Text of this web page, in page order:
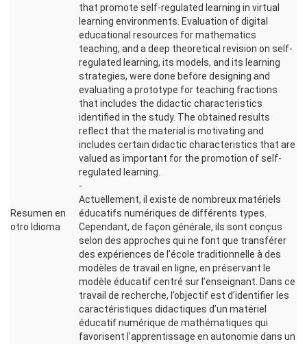
Resumen en
otro Idioma
that promote self-regulated learning in virtual
learning environments. Evaluation of digital
educational resources for mathematics
teaching, and a deep theoretical revision on self-
regulated learning, its models, and its learning
strategies, were done before designing and
evaluating a prototype for teaching fractions
that includes the didactic characteristics
identified in the study. The obtained results
reflect that the material is motivating and
includes certain didactic characteristics that are
valued as important for the promotion of self-
regulated learning.
-
Actuellement, il existe de nombreux matériels
éducatifs numériques de différents types.
Cependant, de façon générale, ils sont conçus
selon des approches qui ne font que transférer
des expériences de l’école traditionnelle à des
modèles de travail en ligne, en préservant le
modèle éducatif centré sur l’enseignant. Dans ce
travail de recherche, l’objectif est d’identifier les
caractéristiques didactiques d’un matériel
éducatif numérique de mathématiques qui
favorisent l’apprentissage en autonomie dans un